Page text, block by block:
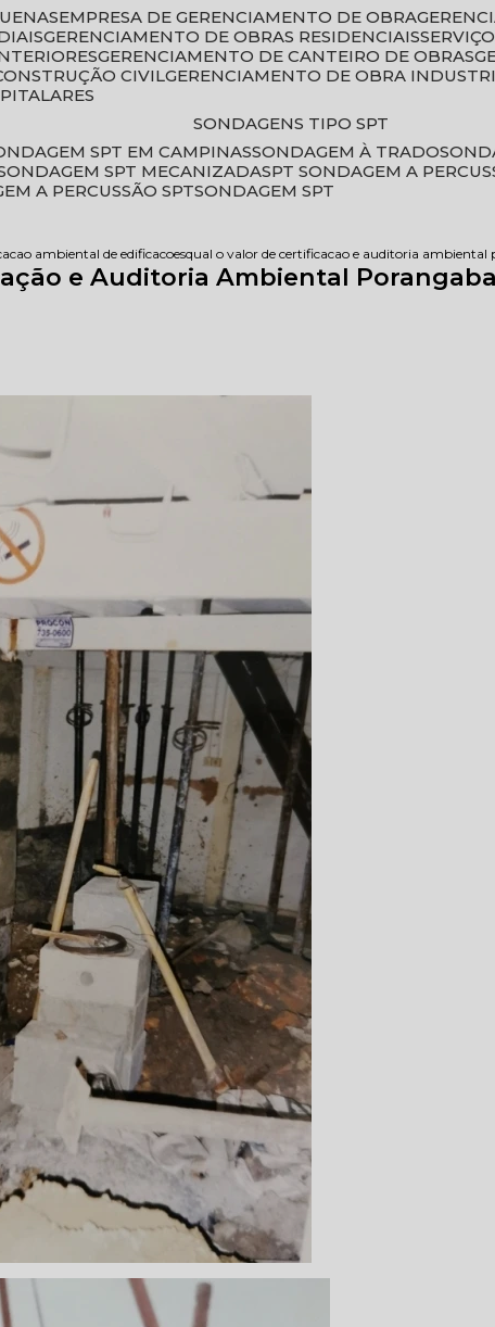
EMPRESA DE GERENCIAMENTO DE OBRA
GERENCIAMENTO DE OBRAS RESIDENCIAIS
GERENCIAMENTO DE CANTEIRO DE OBRAS
CIVIL
GERENCIAMENTO DE OBRA
SONDAGENS TIPO SPT
SPT EM CAMPINAS SONDAGEM À TRADO
SONDAGEM SPT MECANIZADA SPT SONDAGEM A
A PERCUSSÃO SPT SONDAGEM SPT
ambiental de edificacoesqual o valor de certificacao e auditoria ambiental
e Auditoria Ambiental Porangaba